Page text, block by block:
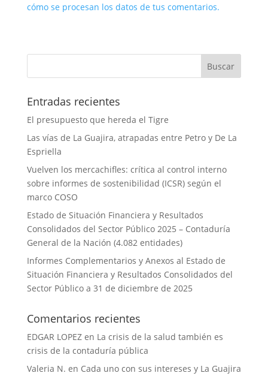
cómo se procesan los datos de tus comentarios.
Entradas recientes
El presupuesto que hereda el Tigre
Las vías de La Guajira, atrapadas entre Petro y De La
Espriella
Vuelven los mercachifles: crítica al control interno
sobre informes de sostenibilidad (ICSR) según el
marco COSO
Estado de Situación Financiera y Resultados
Consolidados del Sector Público 2025 – Contaduría
General de la Nación (4.082 entidades)
Informes Complementarios y Anexos al Estado de
Situación Financiera y Resultados Consolidados del
Sector Público a 31 de diciembre de 2025
Comentarios recientes
EDGAR LOPEZen La crisis de la salud también es
crisis de la contaduría pública
Valeria N. en Cada uno con sus intereses y La Guajira